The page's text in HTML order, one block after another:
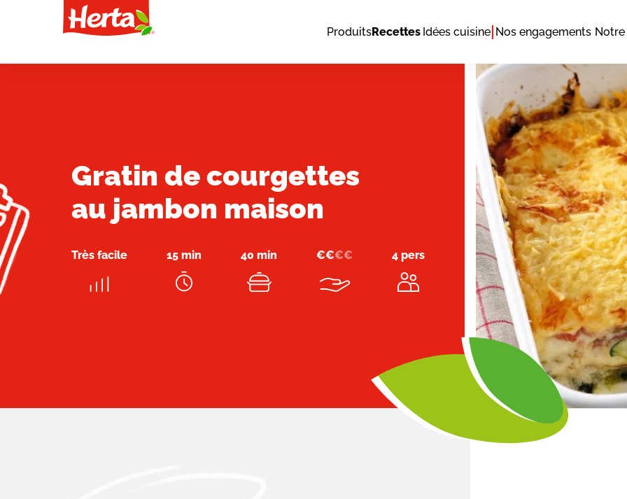
ProduitsRecettes Idées cuisine Nos engagements
Gratin de courgettes
au jambon maison
Très facile 15 min 40 min €€€€ 4 pers